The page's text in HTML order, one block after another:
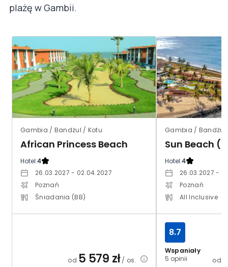
plażę w Gambii.
Gambia / Bandżul / Kotu
African Princess Beach
Hotel:4
26.03.2027 - 02.04.2027
Poznań
Śniadania (BB)
od 5 579 zł/ os.
Gambia / Bandżul
Sun Beach
Hotel:4
26.03.2027 -
Poznań
All Inclusive
Wspaniały
5 opinii
8.7
od